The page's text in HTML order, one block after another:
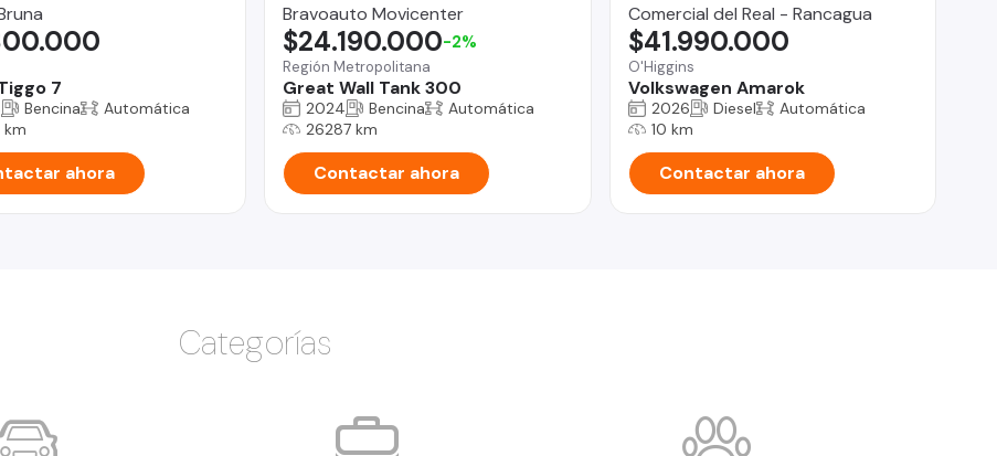
7
Bencina
Automática
km
ahora
Bravoauto Movicenter
Región Metropolitana
Great Wall Tank 300
$24.190.000-2%
2024 Bencina
Automática
26287 km
Contactar ahora
Comercial del Real - Rancagua
O'Higgins
Volkswagen Amarok
$41.990.000
2026 Diesel
Automática
10 km
Contactar ahora
Categorías